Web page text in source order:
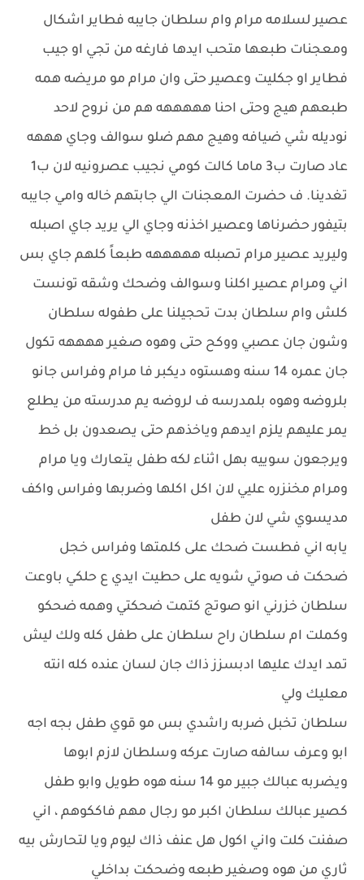
عصير لسلامه مرام وام سلطان جايبه فطاير اشكال
ومعجنات طبعها متحب ايدها فارغه من تجي او جيب
فطاير او جكليت وعصير حتى وان مرام مو مريضه همه
طبعهم هيج وحتى احنا هههههه هم من نروح لاحد
نوديله شي ضيافه وهيج مهم ضلو سوالف وجاي هههه
عاد صارت ب3 ماما كالت كومي نجيب عصرونيه لان ب1
تغدينا. ف حضرت المعجنات الي جابتهم خاله وامي جايبه
بتيفور حضرناها وعصير اخذنه وجاي الي يريد جاي اصبله
وليريد عصير مرام تصبله هههههه طبعاً كلهم جاي بس
اني ومرام عصير اكلنا وسوالف وضحك وشقه تونست
كلش وام سلطان بدت تحجيلنا على طفوله سلطان
وشون جان عصبي ووكح حتى وهوه صغير ههههه تكول
جان عمره 14 سنه وهستوه ديكبر فا مرام وفراس جانو
بلروضه وهوه بلمدرسه ف لروضه يم مدرسته من يطلع
يمر عليهم يلزم ايدهم وياخذهم حتى يصعدون بل خط
ويرجعون سوييه بهل اثناء لكه طفل يتعارك ويا مرام
ومرام مخنزره عليي لان اكل اكلها وضربها وفراس واكف
مديسوي شي لان طفل
يابه اني فطست ضحك على كلمتها وفراس خجل
ضحكت ف صوتي شويه على حطيت ايدي ع حلكي باوعت
سلطان خزرني انو صوتج كتمت ضحكتي وهمه ضحكو
وكملت ام سلطان راح سلطان على طفل كله ولك ليش
تمد ايدك عليها ادبسزز ذاك جان لسان عنده كله انته
معليك ولي
سلطان تخبل ضربه راشدي بس مو قوي طفل بجه اجه
ابو وعرف سالفه صارت عركه وسلطان لازم ابوها
ويضربه عبالك جبير مو 14 سنه هوه طويل وابو طفل
كصير عبالك سلطان اكبر مو رجال مهم فاككوهم ، اني
صفنت كلت واني اكول هل عنف ذاك ليوم ويا لتحارش بيه
ثاري من هوه وصغير طبعه وضحكت بداخلي